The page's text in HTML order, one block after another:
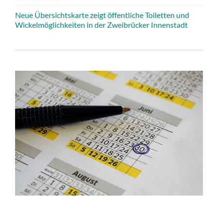
Neue Übersichtskarte zeigt öffentliche Toiletten und
Wickelmöglichkeiten in der Zweibrücker Innenstadt